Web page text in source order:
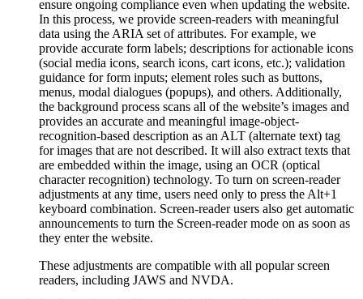
ensure ongoing compliance even when updating the website.
In this process, we provide screen-readers with meaningful
data using the ARIA set of attributes. For example, we
provide accurate form labels; descriptions for actionable icons
(social media icons, search icons, cart icons, etc.); validation
guidance for form inputs; element roles such as buttons,
menus, modal dialogues (popups), and others. Additionally,
the background process scans all of the website’s images and
provides an accurate and meaningful image-object-
recognition-based description as an ALT (alternate text) tag
for images that are not described. It will also extract texts that
are embedded within the image, using an OCR (optical
character recognition) technology. To turn on screen-reader
adjustments at any time, users need only to press the Alt+1
keyboard combination. Screen-reader users also get automatic
announcements to turn the Screen-reader mode on as soon as
they enter the website.
These adjustments are compatible with all popular screen
readers, including JAWS and NVDA.